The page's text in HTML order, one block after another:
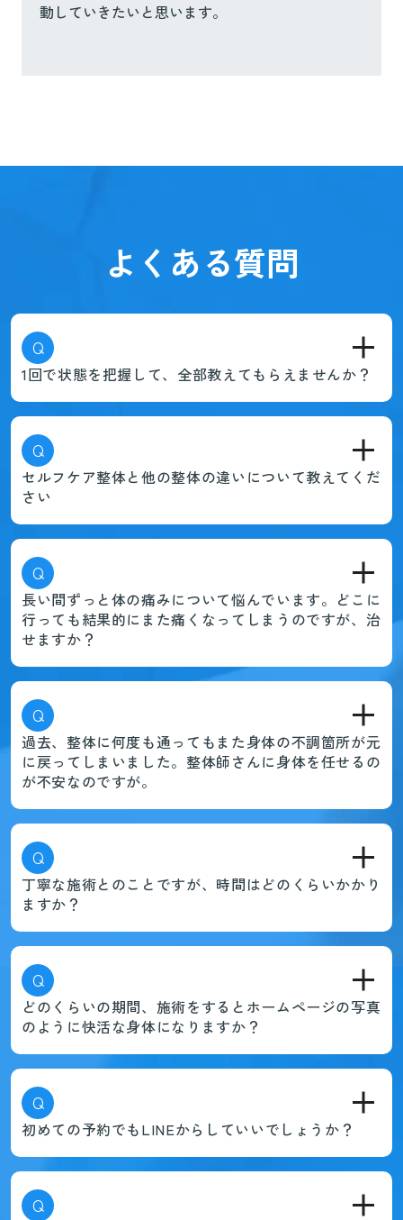
動していきたいと思います。
よくある質問
Q
1回で状態を把握して、全部教えてもらえませんか？
Q
セルフケア整体と他の整体の違いについて教えてくだ
さい
Q
長い間ずっと体の痛みについて悩んでいます。どこに
行っても結果的にまた痛くなってしまうのですが、治
せますか？
Q
過去、整体に何度も通ってもまた身体の不調箇所が元
に戻ってしまいました。整体師さんに身体を任せるの
が不安なのですが。
Q
丁寧な施術とのことですが、時間はどのくらいかかり
ますか？
Q
どのくらいの期間、施術をするとホームページの写真
のように快活な身体になりますか？
Q
初めての予約でもLINEからしていいでしょうか？
Q